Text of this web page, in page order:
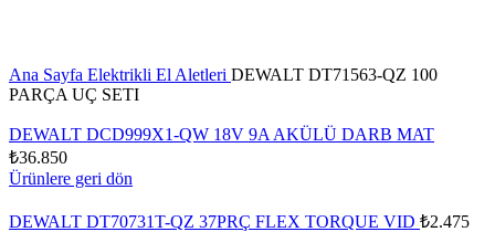
Ana Sayfa Elektrikli El Aletleri DEWALT DT71563-QZ 100
PARÇA UÇ SETI
DEWALT DCD999X1-QW 18V 9A AKÜLÜ DARB MAT
₺36.850
Ürünlere geri dön
DEWALT DT70731T-QZ 37PRÇ FLEX TORQUE VID ₺2.475